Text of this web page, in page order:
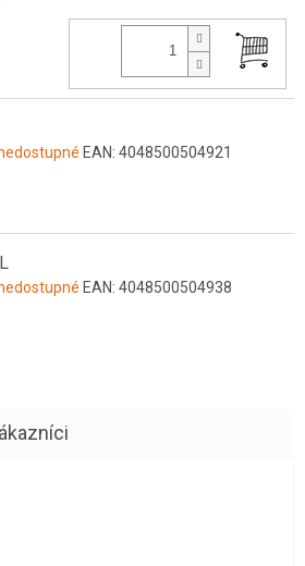
EAN: 4048500504921
EAN: 4048500504938
obchodu je 5 z 5 hvězdiček.